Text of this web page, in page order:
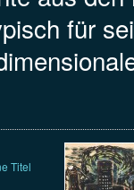
für
Titel